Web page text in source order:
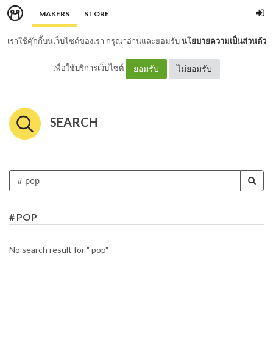
MAKERS STORE
เราใช้คุ๊กกี้บนเว็บไซต์ของเรา กรุณาอ่านและยอมรับนโยบายความเป็นส่วนตัว
เพื่อใช้บริการเว็บไซต์ ยอมรับ ไม่ยอมรับ
SEARCH
# POP
No search result for " pop"